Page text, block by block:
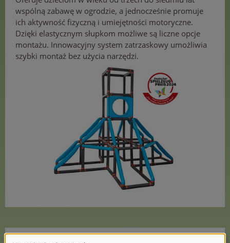
wspólną zabawę w ogrodzie, a jednocześnie promuje
ich aktywność fizyczną i umiejętności motoryczne.
Dzięki elastycznym słupkom możliwe są liczne opcje
montażu. Innowacyjny system zatrzaskowy umożliwia
szybki montaż bez użycia narzędzi.